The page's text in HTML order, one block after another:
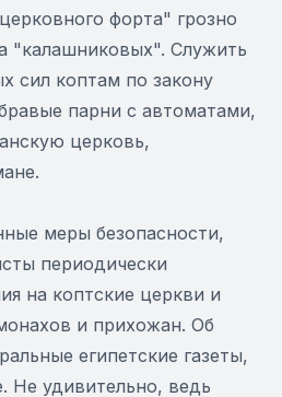
форта" грозно
"калашниковых". Служить
сил коптам по закону
парни с автоматами,
церковь,
меры безопасности,
периодически
на коптские церкви и
и прихожан. Об
египетские газеты,
Не удивительно, ведь